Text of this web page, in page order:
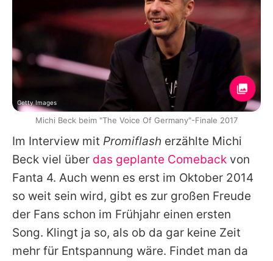
Im Interview mit Promiflash erzählte Michi
Beck viel über das geplante Comeback von
Fanta 4. Auch wenn es erst im Oktober 2014
so weit sein wird, gibt es zur großen Freude
der Fans schon im Frühjahr einen ersten
Song. Klingt ja so, als ob da gar keine Zeit
mehr für Entspannung wäre. Findet man da
Getty Images
Michi Beck beim "The Voice Of Germany"-Finale 2017